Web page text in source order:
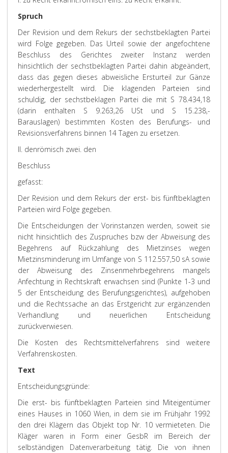
Spruch
Der Revision und dem Rekurs der sechstbeklagten Partei
wird Folge gegeben. Das Urteil sowie der angefochtene
Beschluss des Gerichtes zweiter Instanz werden
hinsichtlich der sechstbeklagten Partei dahin abgeändert,
dass das gegen dieses abweisliche Ersturteil zur Gänze
wiederhergestellt wird. Die klagenden Parteien sind
schuldig, der sechstbeklagen Partei die mit S 78.434,18
(darin enthalten S 9.263,26 USt und S 15.238,-
Barauslagen) bestimmten Kosten des Berufungs- und
Revisionsverfahrens binnen 14 Tagen zu ersetzen.
II. denrömisch zwei. den
Beschluss
gefasst:
Der Revision und dem Rekurs der erst- bis fünftbeklagten
Parteien wird Folge gegeben.
Die Entscheidungen der Vorinstanzen werden, soweit sie
nicht hinsichtlich des Zuspruches bzw der Abweisung des
Begehrens auf Rückzahlung des Mietzinses wegen
Mietzinsminderung im Umfange von S 112.557,50 sA sowie
der Abweisung des Zinsenmehrbegehrens mangels
Anfechtung in Rechtskraft erwachsen sind (Punkte 1-3 und
5 der Entscheidung des Berufungsgerichtes), aufgehoben
und die Rechtssache an das Erstgericht zur ergänzenden
Verhandlung und neuerlichen Entscheidung
zurückverwiesen.
Die Kosten des Rechtsmittelverfahrens sind weitere
Verfahrenskosten.
Text
Entscheidungsgründe:
Die erst- bis fünftbeklagten Parteien sind Miteigentümer
eines Hauses in 1060 Wien, in dem sie im Frühjahr 1992
den drei Klägern das Objekt top Nr. 10 vermieteten. Die
Kläger waren in Form einer GesbR im Bereich der
selbständigen Datenverarbeitung tätig. Die von ihnen